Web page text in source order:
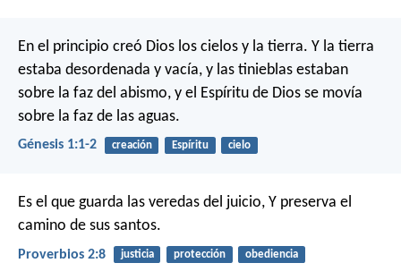
En el principio creó Dios los cielos y la tierra. Y la tierra
estaba desordenada y vacía, y las tinieblas estaban
sobre la faz del abismo, y el Espíritu de Dios se movía
sobre la faz de las aguas.
Génesis 1:1-2 creación Espíritu cielo
Es el que guarda las veredas del juicio, Y preserva el
camino de sus santos.
Proverbios 2:8 justicia protección obediencia